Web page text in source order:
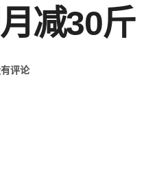
减30斤
评论